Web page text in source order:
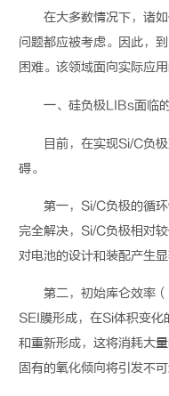
在大多数情况下，诸
问题都应被考虑。因此，
困难。该领域面向实际应
一、硅负极LIBs面临
目前，在实现Si/C负
碍。
第一， Si/C负极的循
完全解决， Si/C负极相对
对电池的设计和装配产生显
第二，初始库仑效率（
SEI膜形成，在Si体积变化
和重新形成，这将消耗大
固有的氧化倾向将引发不